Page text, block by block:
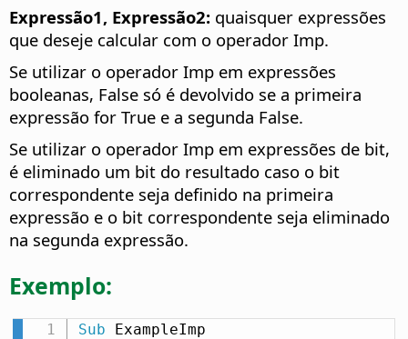
Expressão1, Expressão2: quaisquer expressões
que deseje calcular com o operador Imp.
Se utilizar o operador Imp em expressões
booleanas, False só é devolvido se a primeira
expressão for True e a segunda False.
Se utilizar o operador Imp em expressões de bit,
é eliminado um bit do resultado caso o bit
correspondente seja definido na primeira
expressão e o bit correspondente seja eliminado
na segunda expressão.
Exemplo:
Sub